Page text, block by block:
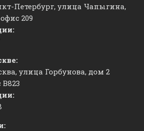
Петербург, улица Чапыгина,
209
улица Горбунова, дом 2
​В823